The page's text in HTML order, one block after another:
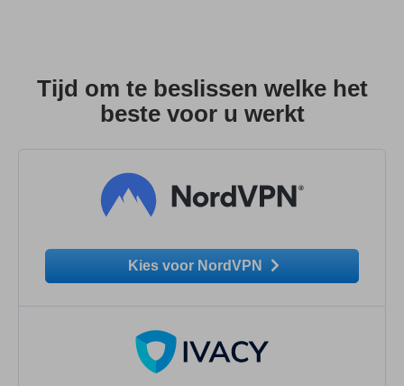
Tijd om te beslissen welke het
beste voor u werkt
Kies voor NordVPN